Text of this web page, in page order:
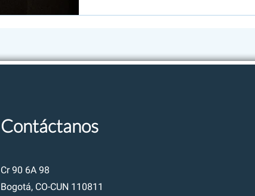
Contáctanos
Cr 90 6A 98
Bogotá, CO-CUN 110811